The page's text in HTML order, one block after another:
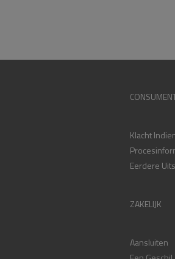
Klacht
Eerdere
ZAKELIJK
Aansluiten